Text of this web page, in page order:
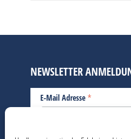
NEWSLETTER
E-Mail Adresse *